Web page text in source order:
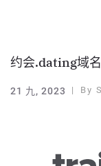
约会.dating域
21 九, 2023 By